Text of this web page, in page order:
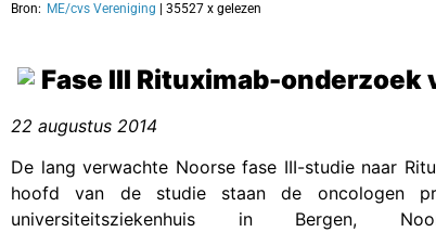
Bron: ME/cvs Vereniging | 35527 x gelezen
Fase III Rituximab-
22 augustus 2014
De lang verwachte Noorse fase III-studie naar
hoofd van de studie staan de oncologen
universiteitsziekenhuis in Bergen,